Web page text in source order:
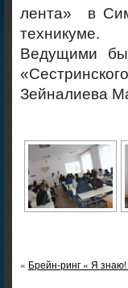
лента» в
техникуме.
Ведущими
Зейналиева
« Брейн-ринг « Я